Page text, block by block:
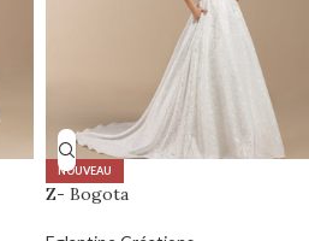
NOUVEAU
Z- Bogota